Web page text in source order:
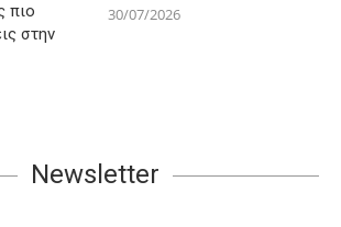
πιο
στην
30/07/2026
Newsletter